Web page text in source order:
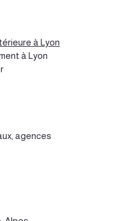
à Lyon
à Lyon
agences